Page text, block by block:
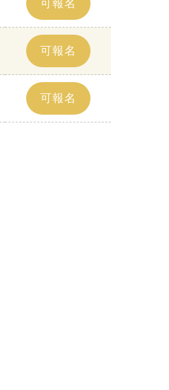
可報名
可報名
可報名